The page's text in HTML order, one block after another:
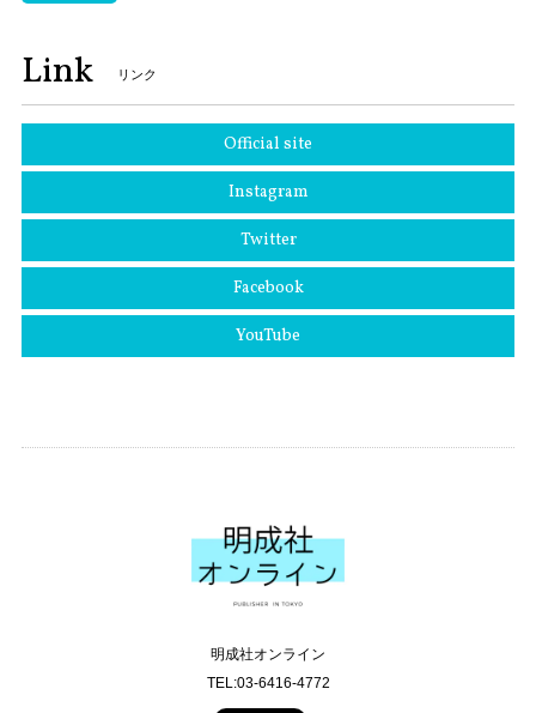
Link リンク
Official site
Instagram
Twitter
Facebook
YouTube
明成社オンライン
TEL:03-6416-4772